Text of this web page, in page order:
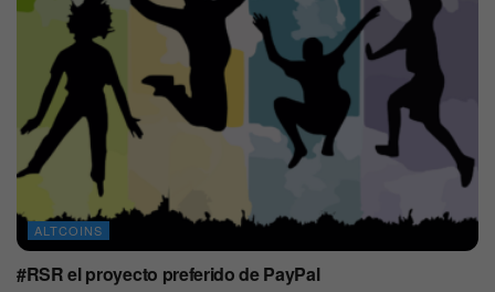
ALTCOINS
#RSR el proyecto preferido de PayPal